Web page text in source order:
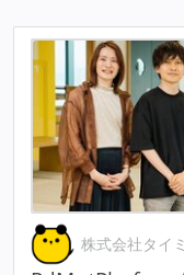
株式会社タイ